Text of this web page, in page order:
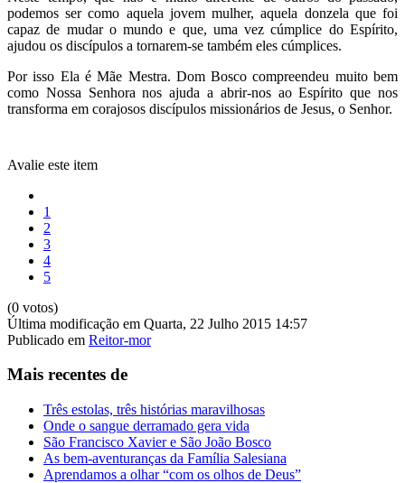
podemos ser como aquela jovem mulher, aquela donzela que foi
capaz de mudar o mundo e que, uma vez cúmplice do Espírito,
ajudou os discípulos a tornarem-se também eles cúmplices.
Por isso Ela é Mãe Mestra. Dom Bosco compreendeu muito bem
como Nossa Senhora nos ajuda a abrir-nos ao Espírito que nos
transforma em corajosos discípulos missionários de Jesus, o Senhor.
Avalie este item
1
2
3
4
5
(0 votos)
Última modificação em Quarta, 22 Julho 2015 14:57
Publicado em Reitor-mor
Mais recentes de
Três estolas, três histórias maravilhosas
Onde o sangue derramado gera vida
São Francisco Xavier e São João Bosco
As bem-aventuranças da Família Salesiana
Aprendamos a olhar “com os olhos de Deus”